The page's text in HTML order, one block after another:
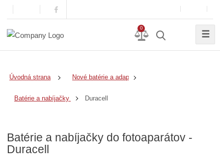
0
☰
Úvodná strana Nové batérie a adaptéry
Batérie a nabíjačky do fotoaparátov
Duracell
Batérie a nabíjačky do fotoaparátov -
Duracell